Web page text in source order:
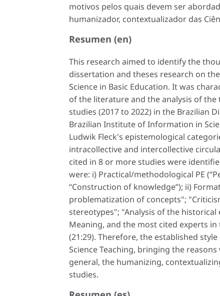
motivos pelos quais devem ser
humanizador, contextualizador das
Resumen (en)
This research aimed to identify the
dissertation and theses research on
Science in Basic Education. It was
of the literature and the analysis of
studies (2017 to 2022) in the Brazilian
Brazilian Institute of Information in
Ludwik Fleck's epistemological
intracollective and intercollective
cited in 8 or more studies were
were: i) Practical/methodological PE
“Construction of knowledge”); ii)
problematization of concepts";
stereotypes"; "Analysis of the
Meaning, and the most cited experts
(21:29). Therefore, the established
Science Teaching, bringing the
general, the humanizing,
studies.